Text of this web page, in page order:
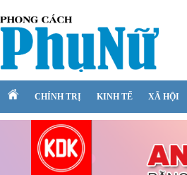
CHÍNH TRỊ KINH TẾ XÃ HỘI